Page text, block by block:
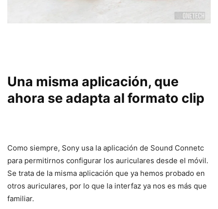
Una misma aplicación, que
ahora se adapta al formato clip
Como siempre, Sony usa la aplicación de Sound Connetc
para permitirnos configurar los auriculares desde el móvil.
Se trata de la misma aplicación que ya hemos probado en
otros auriculares, por lo que la interfaz ya nos es más que
familiar.